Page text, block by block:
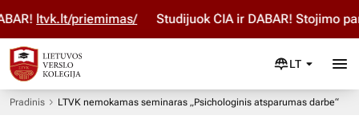
priemimas/ Studijuok ČIA ir DABAR! Stojimo paraišką
LT
Pradinis LTVK nemokamas seminaras „Psichologinis atsparumas darbe“